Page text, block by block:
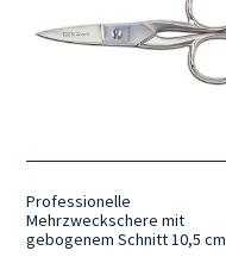
Professionelle
Mehrzweckschere mit
gebogenem Schnitt 10,5 cm